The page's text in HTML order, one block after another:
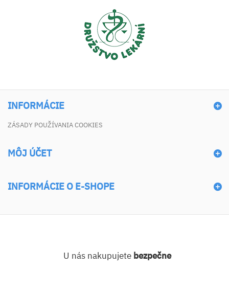
INFORMÁCIE
ZÁSADY POUŽÍVANIA COOKIES
MÔJ ÚČET
INFORMÁCIE O E-SHOPE
U nás nakupujete bezpečne